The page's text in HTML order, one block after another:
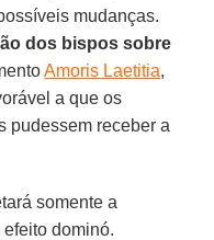
mudanças.
dos bispos sobre
Amoris Laetitia,
a que os
pudessem receber a
somente a
dominó.